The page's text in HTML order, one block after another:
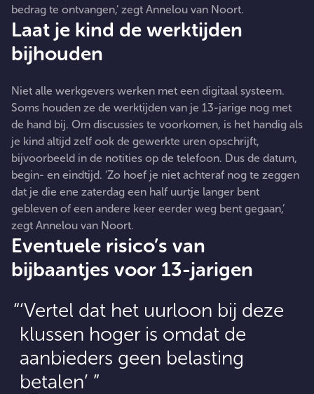
bedrag te ontvangen,’ zegt Annelou van Noort.
Laat je kind de werktijden
bijhouden
Niet alle werkgevers werken met een digitaal systeem.
Soms houden ze de werktijden van je 13-jarige nog met
de hand bij. Om discussies te voorkomen, is het handig als
je kind altijd zelf ook de gewerkte uren opschrijft,
bijvoorbeeld in de notities op de telefoon. Dus de datum,
begin- en eindtijd. ‘Zo hoef je niet achteraf nog te zeggen
dat je die ene zaterdag een half uurtje langer bent
gebleven of een andere keer eerder weg bent gegaan,’
zegt Annelou van Noort.
Eventuele risico’s van
bijbaantjes voor 13-jarigen
‘Vertel dat het uurloon bij deze
klussen hoger is omdat de
aanbieders geen belasting
betalen’